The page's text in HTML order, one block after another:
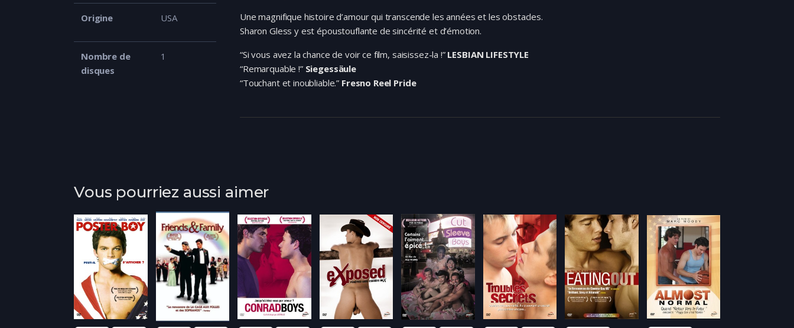
Une magnifique histoire d’amour qui transcende les années et les obstacles.
Sharon Gless y est époustouflante de sincérité et d’émotion.
“Si vous avez la chance de voir ce film, saisissez-la !” LESBIAN LIFESTYLE
“Remarquable !” Siegessäule
“Touchant et inoubliable.” Fresno Reel Pride
Origine USA
Nombre de
disques
1
Vous pourriez aussi aimer